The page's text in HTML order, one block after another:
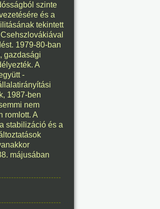
szinte
és a
tekintett
1979-80-ban
gazdasági
A
-
1987-ben
nem
romlott. A
stabilizáció és a
májusában